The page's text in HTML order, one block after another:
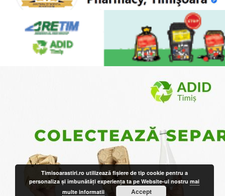
Timisoarastiri.ro utilizează fişiere de tip cookie pentru a
personaliza și îmbunătăți experiența ta pe Website-ul nostrumai
multe informatii
Accept